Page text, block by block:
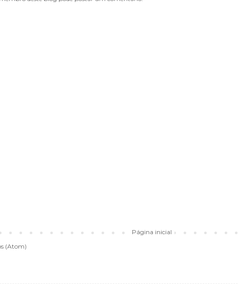
Página inicial
(Atom)